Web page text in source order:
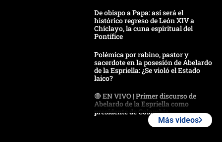
De obispo a Papa: así será el
histórico regreso de León XIV a
Chiclayo, la cuna espiritual del
Pontífice
Polémica por rabino, pastor y
sacerdote en la posesión de Abelardo
de la Espriella: ¿Se violó el Estado
laico?
🔴 EN VIVO | Primer discurso de
Abelardo de la Espriella como
presidente de Colombia
Más videos